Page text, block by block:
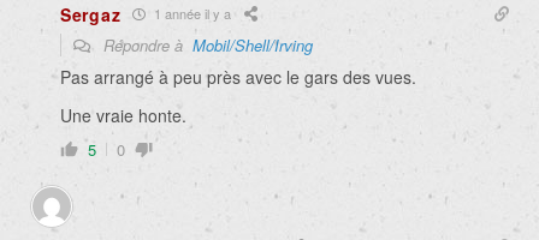
Sergaz 1 année il y a
Répondre à Mobil/Shell/Irving
Pas arrangé à peu près avec le gars des vues.
Une vraie honte.
5 0